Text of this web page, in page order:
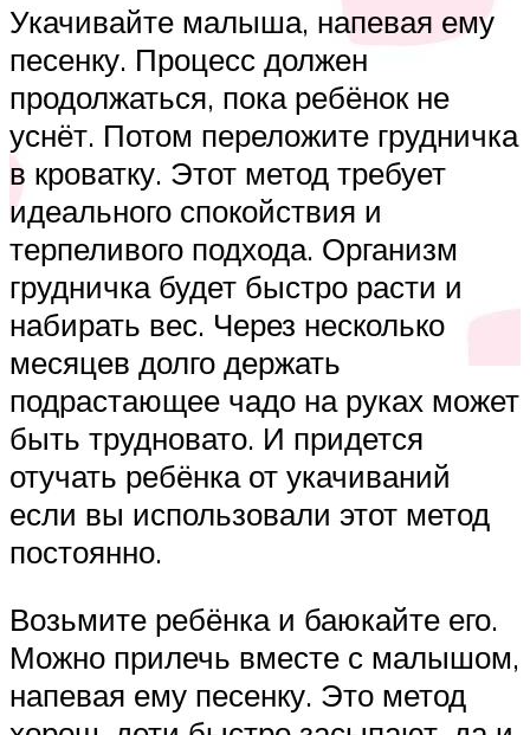
Укачивайте малыша, напевая ему
песенку. Процесс должен
продолжаться, пока ребёнок не
уснёт. Потом переложите грудничка
в кроватку. Этот метод требует
идеального спокойствия и
терпеливого подхода. Организм
грудничка будет быстро расти и
набирать вес. Через несколько
месяцев долго держать
подрастающее чадо на руках может
быть трудновато. И придется
отучать ребёнка от укачиваний
если вы использовали этот метод
постоянно.
Возьмите ребёнка и баюкайте его.
Можно прилечь вместе с малышом,
напевая ему песенку. Это метод